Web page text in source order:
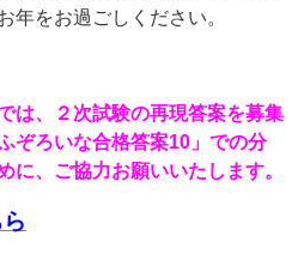
年をお過ごしください。
は、２次試験の再現答案を募集
ぞろいな合格答案10」での分
に、ご協力お願いいたします。